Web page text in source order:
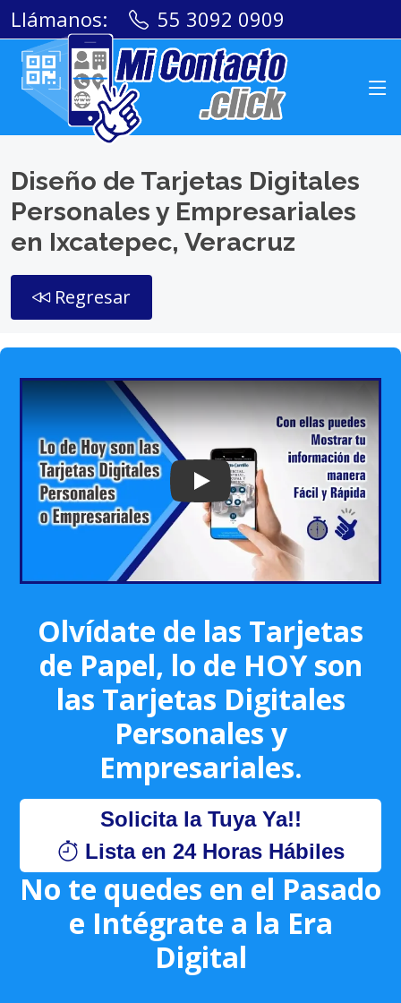
Llámanos: 55 3092 0909
Diseño de Tarjetas Digitales
Personales y Empresariales
en Ixcatepec, Veracruz
Regresar
Play: Keynote (Google I/O '18)
Olvídate de las Tarjetas
de Papel, lo de HOY son
las Tarjetas Digitales
Personales y
Empresariales.
Solicita la Tuya Ya!!
Lista en 24 Horas Hábiles
No te quedes en el Pasado
e Intégrate a la Era
Digital